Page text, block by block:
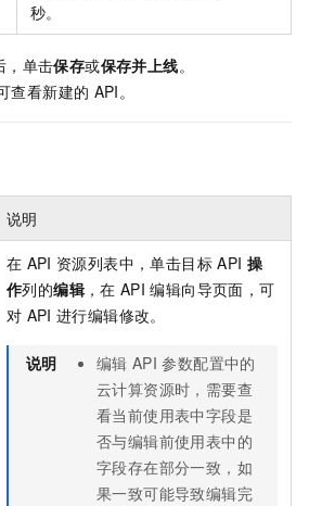
秒。
，单击保存或保存并上线。
查看新建的 API。
说明
在 API 资源列表中，单击目标 API 操
作列的编辑 ，在 API 编辑向导页面，可
对 API 进行编辑修改。
说明 编辑 API 参数配置中的
云计算资源时，需要查
看当前使用表中字段是
否与编辑前使用表中的
字段存在部分一致，如
果一致可能导致编辑完